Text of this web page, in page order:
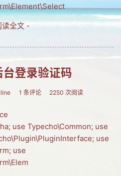
时代.天下
新事物
友情怀
链接
Nav
归档
留言
全文 -
登录验证码
1 条评论 2250 次阅读
use Typecho\Common; use
use
use